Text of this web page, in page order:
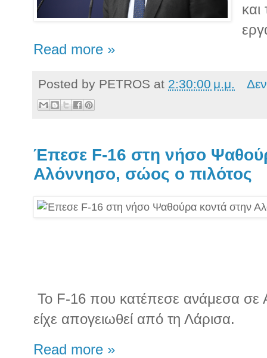
Read more »
Posted by PETROS at 2:30:00 μ.μ.
Έπεσε F-16 στη νήσο
Αλόννησο, σώος ο πιλότος
Το F-16 που κατέπεσε ανάμεσα σε
είχε απογειωθεί από τη Λάρισα.
Read more »